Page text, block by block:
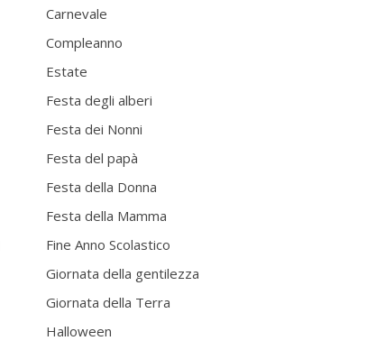
Carnevale
Compleanno
Estate
Festa degli alberi
Festa dei Nonni
Festa del papà
Festa della Donna
Festa della Mamma
Fine Anno Scolastico
Giornata della gentilezza
Giornata della Terra
Halloween